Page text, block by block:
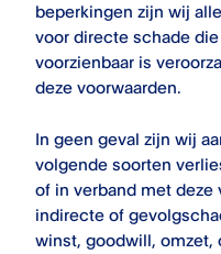
beperkingen zijn wij
voor directe schade
voorzienbaar is
deze voorwaarden.
In geen geval zijn wij
volgende soorten
of in verband met deze
indirecte of
winst, goodwill, omzet,